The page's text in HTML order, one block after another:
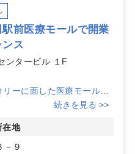
駅前医療モールで開業
ス
ンタービル １F
ーに面した医療モール
アクセスが非常に良好で
続きを見る >>
在地
－９